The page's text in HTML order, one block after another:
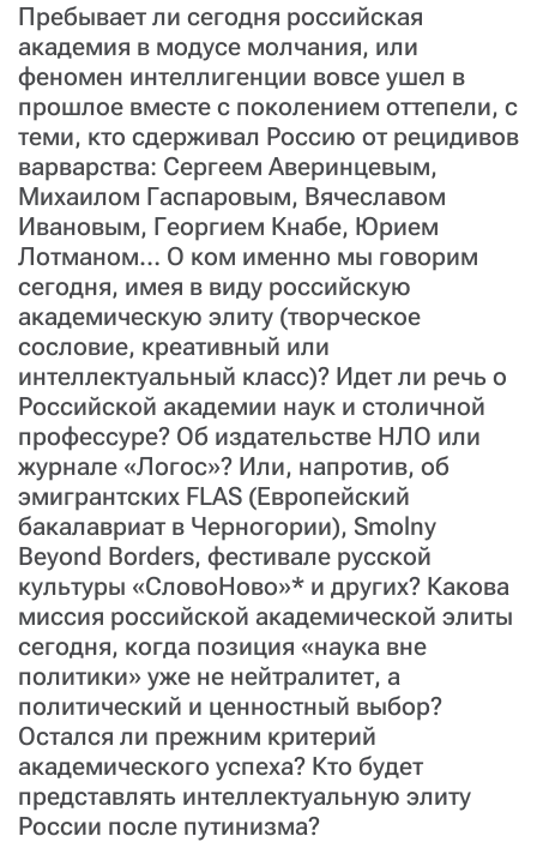
Пребывает ли сегодня российская
академия в модусе молчания, или
феномен интеллигенции вовсе ушел в
прошлое вместе с поколением оттепели, с
теми, кто сдерживал Россию от рецидивов
варварства: Сергеем Аверинцевым,
Михаилом Гаспаровым, Вячеславом
Ивановым, Георгием Кнабе, Юрием
Лотманом… О ком именно мы говорим
сегодня, имея в виду российскую
академическую элиту (творческое
сословие, креативный или
интеллектуальный класс)? Идет ли речь о
Российской академии наук и столичной
профессуре? Об издательстве НЛО или
журнале «Логос»? Или, напротив, об
эмигрантских FLAS (Европейский
бакалавриат в Черногории), Smolny
Beyond Borders, фестивале русской
культуры «СловоНово»* и других? Какова
миссия российской академической элиты
сегодня, когда позиция «наука вне
политики» уже не нейтралитет, а
политический и ценностный выбор?
Остался ли прежним критерий
академического успеха? Кто будет
представлять интеллектуальную элиту
России после путинизма?